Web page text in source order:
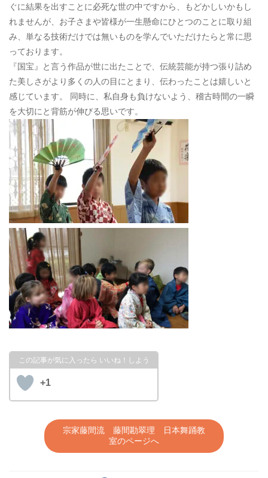
ぐに結果を出すことに必死な世の中ですから、もどかしいかもし
れませんが、お子さまや皆様が一生懸命にひとつのことに取り組
み、単なる技術だけでは無いものを学んでいただけたらと常に思
っております。
『国宝』と言う作品が世に出たことで、伝統芸能が持つ張り詰め
た美しさがより多くの人の目にとまり、伝わったことは嬉しいと
感じています。 同時に、私自身も負けないよう、稽古時間の一瞬
を大切にと背筋が伸びる思いです。
+1
宗家藤間流 藤間勘翠理 日本舞踊教
室のページへ